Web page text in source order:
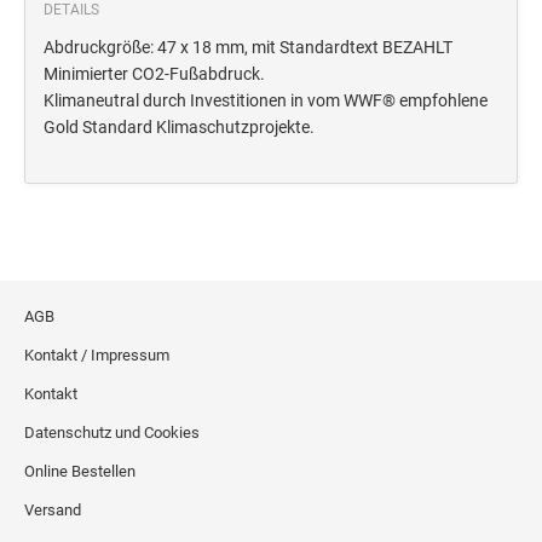
Deine Dinge Stempel
Olchi
PRÄGEZANGEN
TÜTLE - MIT LIEBE EINGEPACKT
Schreibgeräte-Zubehör
TRODAT PRINTY™ PASTELL-EDITION
DETAILS
Abdruckgröße: 47 x 18 mm, mit Standardtext BEZAHLT
Minimierter CO2-Fußabdruck.
Klimaneutral durch Investitionen in vom WWF® empfohlene
Gold Standard Klimaschutzprojekte.
AGB
Kontakt / Impressum
Kontakt
Datenschutz und Cookies
Online Bestellen
Versand